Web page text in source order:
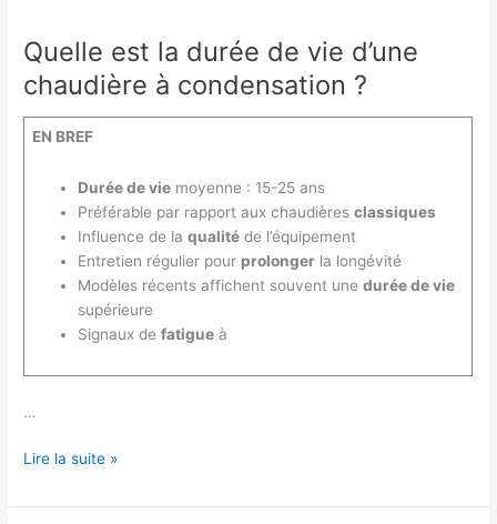
Quelle est la durée de vie d’une
chaudière à condensation ?
EN BREF
Durée de viemoyenne : 15-25 ans
Préférable par rapport aux chaudières classiques
Influence de la qualitéde l’équipement
Entretien régulier pour prolongerla longévité
Modèles récents affichent souvent une durée de vie
supérieure
Signaux de fatigueà
…
Quelle
la
Lire la suite »